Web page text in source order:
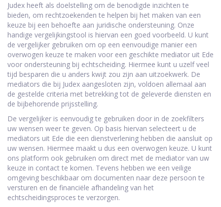
Judex heeft als doelstelling om de benodigde inzichten te
bieden, om rechtzoekenden te helpen bij het maken van een
keuze bij een behoefte aan juridische ondersteuning. Onze
handige vergelijkingstool is hiervan een goed voorbeeld. U kunt
de vergelijker gebruiken om op een eenvoudige manier een
overwogen keuze te maken voor een geschikte mediator uit Ede
voor ondersteuning bij echtscheiding. Hiermee kunt u uzelf veel
tijd besparen die u anders kwijt zou zijn aan uitzoekwerk. De
mediators die bij Judex aangesloten zijn, voldoen allemaal aan
de gestelde criteria met betrekking tot de geleverde diensten en
de bijbehorende prijsstelling.
De vergelijker is eenvoudig te gebruiken door in de zoekfilters
uw wensen weer te geven. Op basis hiervan selecteert u de
mediators uit Ede die een dienstverlening hebben die aansluit op
uw wensen. Hiermee maakt u dus een overwogen keuze. U kunt
ons platform ook gebruiken om direct met de mediator van uw
keuze in contact te komen. Tevens hebben we een veilige
omgeving beschikbaar om documenten naar deze persoon te
versturen en de financiële afhandeling van het
echtscheidingsproces te verzorgen.